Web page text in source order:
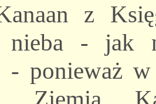
z
nieba - jak
- ponieważ